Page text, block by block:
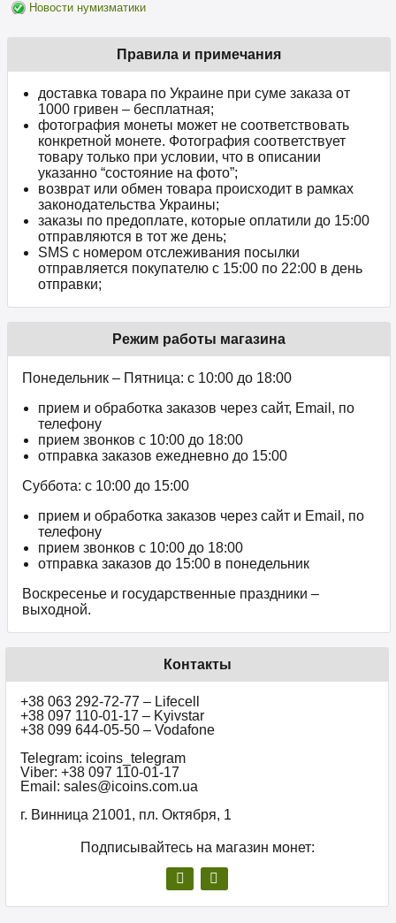
Новости нумизматики
Правила и примечания
доставка товара по Украине при суме заказа от
1000 гривен – бесплатная;
фотография монеты может не соответствовать
конкретной монете. Фотография соответствует
товару только при условии, что в описании
указанно “состояние на фото”;
возврат или обмен товара происходит в рамках
законодательства Украины;
заказы по предоплате, которые оплатили до 15:00
отправляются в тот же день;
SMS с номером отслеживания посылки
отправляется покупателю с 15:00 по 22:00 в день
отправки;
Режим работы магазина
Понедельник – Пятница: с 10:00 до 18:00
прием и обработка заказов через сайт, Email, по
телефону
прием звонков c 10:00 до 18:00
отправка заказов ежедневно до 15:00
Суббота: с 10:00 до 15:00
прием и обработка заказов через сайт и Email, по
телефону
прием звонков c 10:00 до 18:00
отправка заказов до 15:00 в понедельник
Воскресенье и государственные праздники –
выходной.
Контакты
+38 063 292-72-77 – Lifecell
+38 097 110-01-17 – Kyivstar
+38 099 644-05-50 – Vodafone
Telegram: icoins_telegram
Viber: +38 097 110-01-17
Email: sales@icoins.com.ua
г. Винница 21001, пл. Октября, 1
Подписывайтесь на магазин монет: